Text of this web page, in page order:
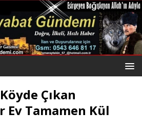
Çıkan
Ev Tamamen Kül